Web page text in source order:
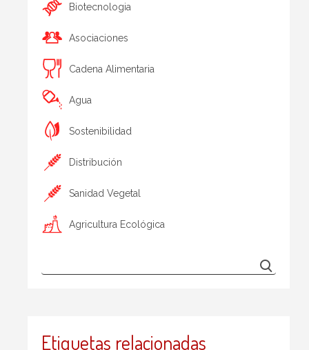
Biotecnologia
Asociaciones
Cadena Alimentaria
Agua
Sostenibilidad
Distribución
Sanidad Vegetal
Agricultura Ecológica
Etiquetas relacionadas